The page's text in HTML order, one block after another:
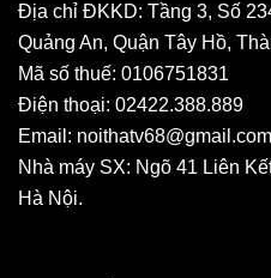
Địa chỉ ĐKKD: Tầng 3, Số
Quảng An, Quận Tây Hồ,
Mã số thuế: 0106751831
Điện thoại: 02422.388.889
Email: noithatv68@gmail.com
Nhà máy SX: Ngõ 41 Liên
Hà Nội.